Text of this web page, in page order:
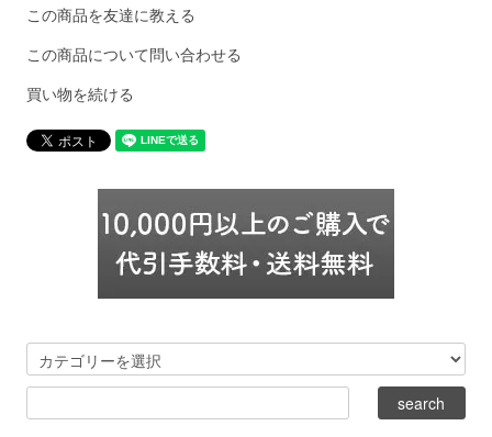
この商品を友達に教える
この商品について問い合わせる
買い物を続ける